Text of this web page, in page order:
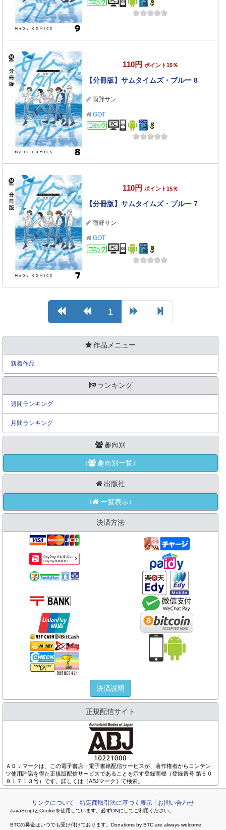
110円 ポイント15％
【分冊版】サムタイムズ・ブルー 8
雨野サン
GOT
コミック
110円 ポイント15％
【分冊版】サムタイムズ・ブルー 7
雨野サン
GOT
コミック
1
作品メニュー
新着作品
ランキング
週間ランキング
月間ランキング
趣向別
↓ 趣向別一覧↓
出版社
↓ 一覧表示↓
決済方法
決済説明
正規配信サイト
ＡＢＪマークは、この電子書店・電子書籍配信サービスが、著作権者からコンテン
ツ使用許諾を得た正規版配信サービスであることを示す登録商標（登録番号 第６０
９１７１３号）です。詳しくは［ABJマーク］で検索。
リンクについて 特定商取引法に基づく表示 お問い合わせ
JavaScriptとCookieを使用しています。必ずONにしてご利用ください。
BTCの募金はいつでも受け付けております。Donations by BTC are always welcome.